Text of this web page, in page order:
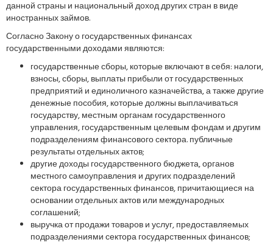
данной страны и национальный доход других стран в виде
иностранных займов.
Согласно Закону о государственных финансах
государственными доходами являются:
государственные сборы, которые включают в себя: налоги,
взносы, сборы, выплаты прибыли от государственных
предприятий и единоличного казначейства, а также другие
денежные пособия, которые должны выплачиваться
государству, местным органам государственного
управления, государственным целевым фондам и другим
подразделениям финансового сектора. публичные
результаты отдельных актов;
другие доходы государственного бюджета, органов
местного самоуправления и других подразделений
сектора государственных финансов, причитающиеся на
основании отдельных актов или международных
соглашений;
выручка от продажи товаров и услуг, предоставляемых
подразделениями сектора государственных финансов;